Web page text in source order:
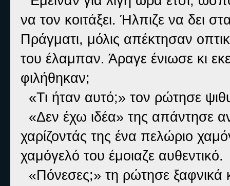
να τον κοιτάξει. Ήλπιζε να δει
Πράγματι, μόλις απέκτησαν
του έλαμπαν. Άραγε ένιωσε κι
φιλήθηκαν;
«Τι ήταν αυτό;» τον ρώτησε
«Δεν έχω ιδέα» της απάντησε
χαρίζοντάς της ένα πελώριο
χαμόγελό του έμοιαζε αυθεντικό.
«Πόνεσες;» τη ρώτησε